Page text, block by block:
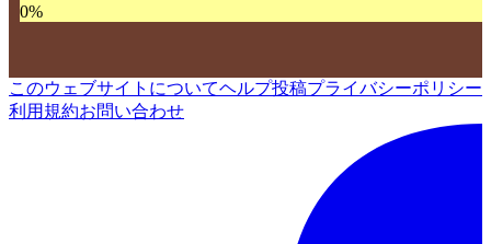
0%
このウェブサイトについてヘルプ投稿プライバシーポリシー
利用規約お問い合わせ